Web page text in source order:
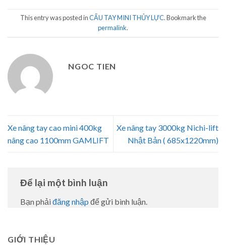
This entry was posted inCẨU TAY MINI THỦY LỰC. Bookmark the
permalink.
NGOC TIEN
Xe nâng tay cao mini 400kg
nâng cao 1100mm GAMLIFT
Xe nâng tay 3000kg Nichi-lift
Nhật Bản ( 685x1220mm)
Để lại một bình luận
Bạn phải đăng nhập để gửi bình luận.
GIỚI THIỆU